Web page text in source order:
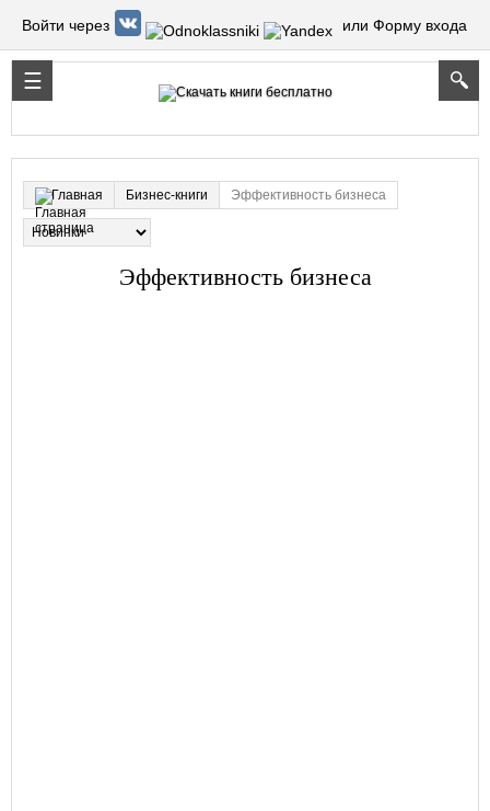
Войти через или Форму входа
Главная Бизнес-книги Эффективность бизнеса
Эффективность бизнеса